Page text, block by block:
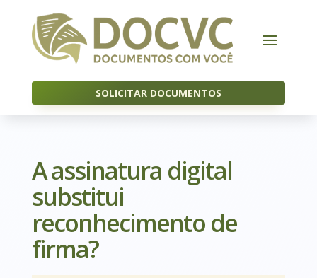
SOLICITAR DOCUMENTOS
A assinatura digital
substitui
reconhecimento de
firma?